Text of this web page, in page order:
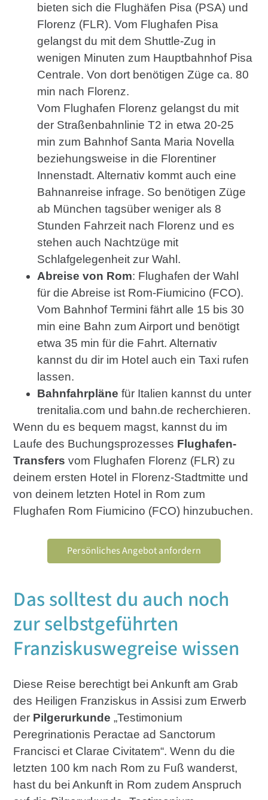
bieten sich die Flughäfen Pisa (PSA) und
Florenz (FLR). Vom Flughafen Pisa
gelangst du mit dem Shuttle-Zug in
wenigen Minuten zum Hauptbahnhof Pisa
Centrale. Von dort benötigen Züge ca. 80
min nach Florenz.
Vom Flughafen Florenz gelangst du mit
der Straßenbahnlinie T2 in etwa 20-25
min zum Bahnhof Santa Maria Novella
beziehungsweise in die Florentiner
Innenstadt. Alternativ kommt auch eine
Bahnanreise infrage. So benötigen Züge
ab München tagsüber weniger als 8
Stunden Fahrzeit nach Florenz und es
stehen auch Nachtzüge mit
Schlafgelegenheit zur Wahl.
Abreise von Rom: Flughafen der Wahl
für die Abreise ist Rom-Fiumicino (FCO).
Vom Bahnhof Termini fährt alle 15 bis 30
min eine Bahn zum Airport und benötigt
etwa 35 min für die Fahrt. Alternativ
kannst du dir im Hotel auch ein Taxi rufen
lassen.
Bahnfahrpläne für Italien kannst du unter
trenitalia.com und bahn.de recherchieren.
Wenn du es bequem magst, kannst du im
Laufe des Buchungsprozesses Flughafen-
Transfers vom Flughafen Florenz (FLR) zu
deinem ersten Hotel in Florenz-Stadtmitte und
von deinem letzten Hotel in Rom zum
Flughafen Rom Fiumicino (FCO) hinzubuchen.
Persönliches Angebot anfordern
Das solltest du auch noch
zur selbstgeführten
Franziskuswegreise wissen
Diese Reise berechtigt bei Ankunft am Grab
des Heiligen Franziskus in Assisi zum Erwerb
der Pilgerurkunde „Testimonium
Peregrinationis Peractae ad Sanctorum
Francisci et Clarae Civitatem“. Wenn du die
letzten 100 km nach Rom zu Fuß wanderst,
hast du bei Ankunft in Rom zudem Anspruch